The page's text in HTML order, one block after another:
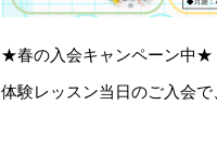
★春の入会キャンペーン中★
体験レッスン当日のご入会で